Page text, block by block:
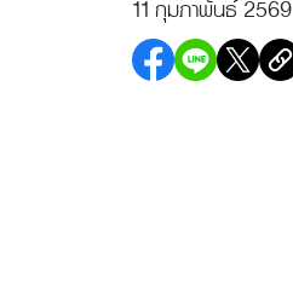
11 กุมภาพันธ์ 2569